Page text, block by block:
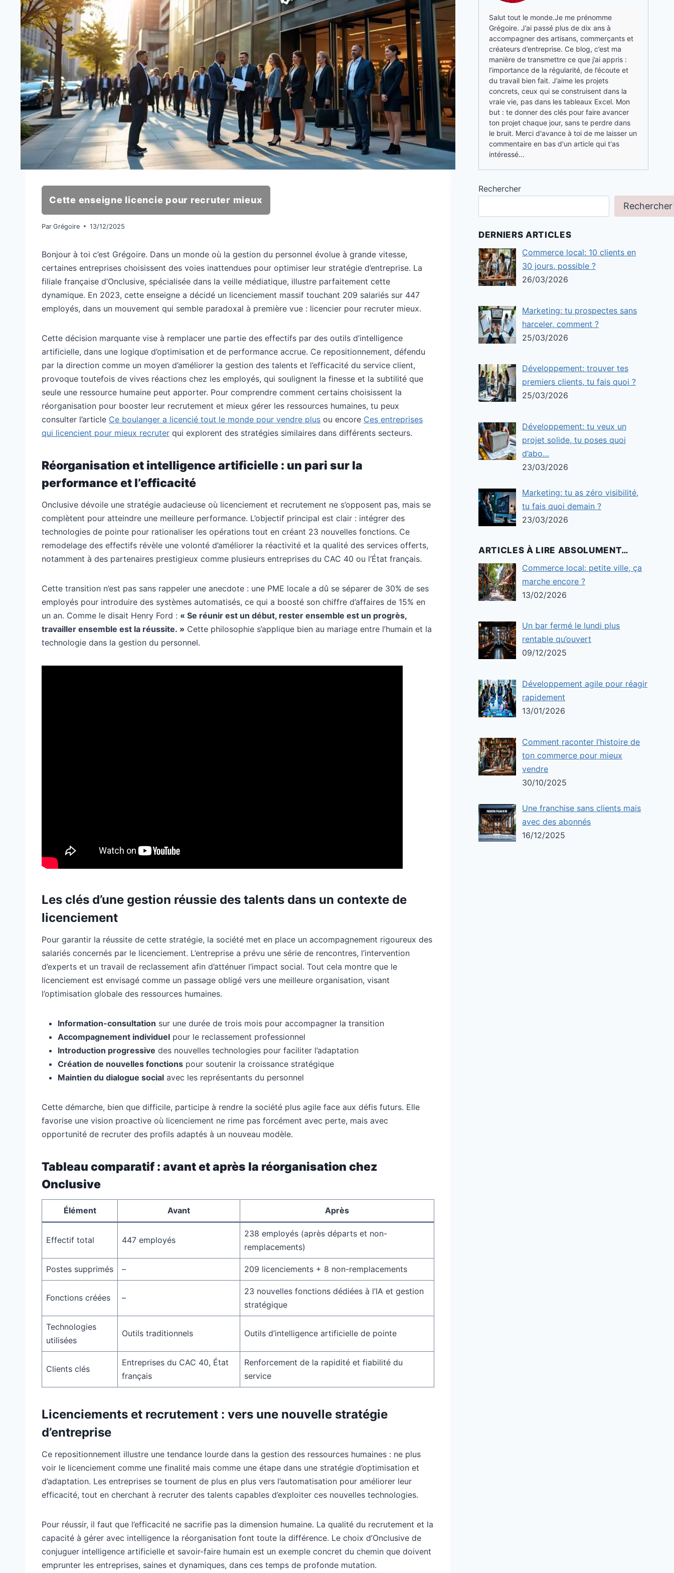
Cette enseigne licencie pour recruter mieux
Par Grégoire 13/12/2025
Bonjour à toi c’est Grégoire. Dans un monde où la gestion du personnel évolue à grande vitesse,
certaines entreprises choisissent des voies inattendues pour optimiser leur stratégie d’entreprise. La
filiale française d’Onclusive, spécialisée dans la veille médiatique, illustre parfaitement cette
dynamique. En 2023, cette enseigne a décidé un licenciement massif touchant 209 salariés sur 447
employés, dans un mouvement qui semble paradoxal à première vue : licencier pour recruter mieux.
Cette décision marquante vise à remplacer une partie des effectifs par des outils d’intelligence
artificielle, dans une logique d’optimisation et de performance accrue. Ce repositionnement, défendu
par la direction comme un moyen d’améliorer la gestion des talents et l’efficacité du service client,
provoque toutefois de vives réactions chez les employés, qui soulignent la finesse et la subtilité que
seule une ressource humaine peut apporter. Pour comprendre comment certains choisissent la
réorganisation pour booster leur recrutement et mieux gérer les ressources humaines, tu peux
consulter l’article Ce boulanger a licencié tout le monde pour vendre plus ou encore Ces entreprises
qui licencient pour mieux recruter qui explorent des stratégies similaires dans différents secteurs.
Réorganisation et intelligence artificielle : un pari sur la
performance et l’efficacité
Onclusive dévoile une stratégie audacieuse où licenciement et recrutement ne s’opposent pas, mais se
complètent pour atteindre une meilleure performance. L’objectif principal est clair : intégrer des
technologies de pointe pour rationaliser les opérations tout en créant 23 nouvelles fonctions. Ce
remodelage des effectifs révèle une volonté d’améliorer la réactivité et la qualité des services offerts,
notamment à des partenaires prestigieux comme plusieurs entreprises du CAC 40 ou l’État français.
Cette transition n’est pas sans rappeler une anecdote : une PME locale a dû se séparer de 30% de ses
employés pour introduire des systèmes automatisés, ce qui a boosté son chiffre d’affaires de 15% en
un an. Comme le disait Henry Ford : « Se réunir est un début, rester ensemble est un progrès,
travailler ensemble est la réussite. » Cette philosophie s’applique bien au mariage entre l’humain et la
technologie dans la gestion du personnel.
Les clés d’une gestion réussie des talents dans un contexte de
licenciement
Pour garantir la réussite de cette stratégie, la société met en place un accompagnement rigoureux des
salariés concernés par le licenciement. L’entreprise a prévu une série de rencontres, l’intervention
d’experts et un travail de reclassement afin d’atténuer l’impact social. Tout cela montre que le
licenciement est envisagé comme un passage obligé vers une meilleure organisation, visant
l’optimisation globale des ressources humaines.
Information-consultation sur une durée de trois mois pour accompagner la transition
Accompagnement individuel pour le reclassement professionnel
Introduction progressive des nouvelles technologies pour faciliter l’adaptation
Création de nouvelles fonctions pour soutenir la croissance stratégique
Maintien du dialogue social avec les représentants du personnel
Cette démarche, bien que difficile, participe à rendre la société plus agile face aux défis futurs. Elle
favorise une vision proactive où licenciement ne rime pas forcément avec perte, mais avec
opportunité de recruter des profils adaptés à un nouveau modèle.
Tableau comparatif : avant et après la réorganisation chez
Onclusive
Élément Avant Après
Effectif total 447 employés
238 employés (après départs et non-
remplacements)
Postes supprimés – 209 licenciements + 8 non-remplacements
Fonctions créées –
23 nouvelles fonctions dédiées à l’IA et gestion
stratégique
Technologies
utilisées
Outils traditionnels Outils d’intelligence artificielle de pointe
Clients clés
Entreprises du CAC 40, État
français
Renforcement de la rapidité et fiabilité du
service
Licenciements et recrutement : vers une nouvelle stratégie
d’entreprise
Ce repositionnement illustre une tendance lourde dans la gestion des ressources humaines : ne plus
voir le licenciement comme une finalité mais comme une étape dans une stratégie d’optimisation et
d’adaptation. Les entreprises se tournent de plus en plus vers l’automatisation pour améliorer leur
efficacité, tout en cherchant à recruter des talents capables d’exploiter ces nouvelles technologies.
Pour réussir, il faut que l’efficacité ne sacrifie pas la dimension humaine. La qualité du recrutement et la
capacité à gérer avec intelligence la réorganisation font toute la différence. Le choix d’Onclusive de
conjuguer intelligence artificielle et savoir-faire humain est un exemple concret du chemin que doivent
emprunter les entreprises, saines et dynamiques, dans ces temps de profonde mutation.
Salut tout le monde.Je me prénomme
Grégoire. J’ai passé plus de dix ans à
accompagner des artisans, commerçants et
créateurs d’entreprise. Ce blog, c’est ma
manière de transmettre ce que j’ai appris :
l’importance de la régularité, de l’écoute et
du travail bien fait. J’aime les projets
concrets, ceux qui se construisent dans la
vraie vie, pas dans les tableaux Excel. Mon
but : te donner des clés pour faire avancer
ton projet chaque jour, sans te perdre dans
le bruit. Merci d'avance à toi de me laisser un
commentaire en bas d'un article qui t'as
intéressé...
Rechercher
Rechercher
DERNIERS ARTICLES
Commerce local: 10 clients en
30 jours, possible ?
26/03/2026
Marketing: tu prospectes sans
harceler, comment ?
25/03/2026
Développement: trouver tes
premiers clients, tu fais quoi ?
25/03/2026
Développement: tu veux un
projet solide, tu poses quoi
d’abo…
23/03/2026
Marketing: tu as zéro visibilité,
tu fais quoi demain ?
23/03/2026
ARTICLES À LIRE ABSOLUMENT…
Commerce local: petite ville, ça
marche encore ?
13/02/2026
Un bar fermé le lundi plus
rentable qu’ouvert
09/12/2025
Développement agile pour réagir
rapidement
13/01/2026
Comment raconter l’histoire de
ton commerce pour mieux
vendre
30/10/2025
Une franchise sans clients mais
avec des abonnés
16/12/2025